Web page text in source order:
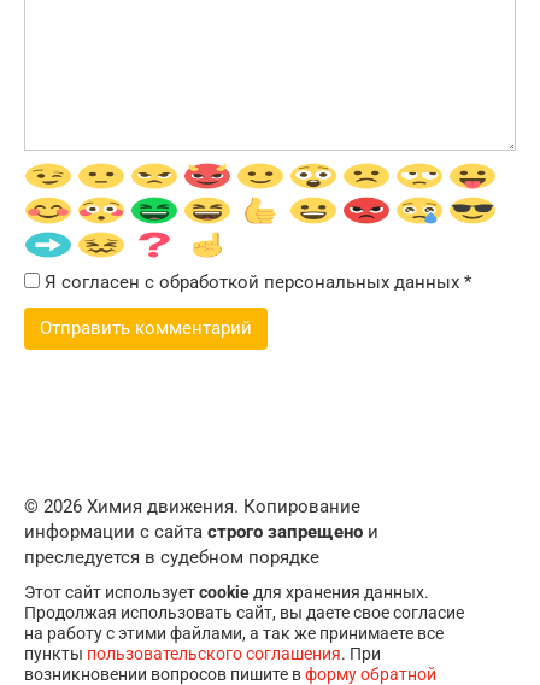
Я согласен с обработкой персональных данных *
© 2026 Химия движения. Копирование
информации с сайта строго запрещено и
преследуется в судебном порядке
Этот сайт используетcookie для хранения данных.
Продолжая использовать сайт, вы даете свое согласие
на работу с этими файлами, а так же принимаете все
пункты пользовательского соглашения. При
возникновении вопросов пишите вформу обратной